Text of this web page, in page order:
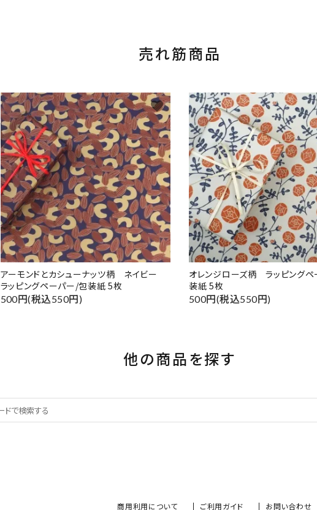
売れ筋商品
アーモンドとカシューナッツ柄 ネイビー
ラッピングペーパー/包装紙 5枚
500円(税込550円)
favorite
オレンジローズ柄 ラッピング
装紙 5枚
500円(税込550円)
他の商品を探す
商用利用について ご利用ガイド お問い合わせ